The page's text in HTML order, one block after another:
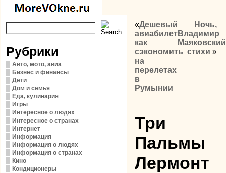
Рубрики
Авто, мото, авиа
Бизнес и финансы
Дети
Дом и семья
Еда, кулинария
Игры
Интересное о людях
Интересное о странах
Интернет
Информация
Информация о людях
Информация о странах
Кино
Кондиционеры
«Дешевый
авиабилет:
как
сэкономить
на
перелетах
в
Румынии
Ночь,
Владимир
Маяковский
стихи »
Три
Пальмы
Лермонт